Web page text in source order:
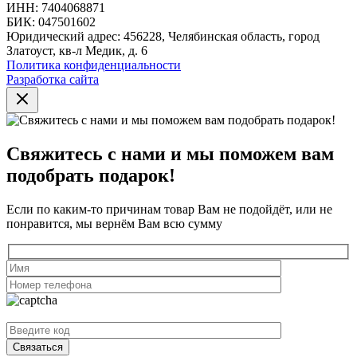
ИНН: 7404068871
БИК: 047501602
Юридический адрес: 456228, Челябинская область, город
Златоуст, кв-л Медик, д. 6
Политика конфиденциальности
Разработка сайта
Свяжитесь с нами и мы поможем вам
подобрать подарок!
Если по каким-то причинам товар Вам не подойдёт, или не
понравится, мы вернём Вам всю сумму